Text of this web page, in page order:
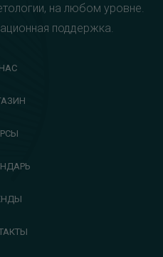
на любом уровне.
поддержка.